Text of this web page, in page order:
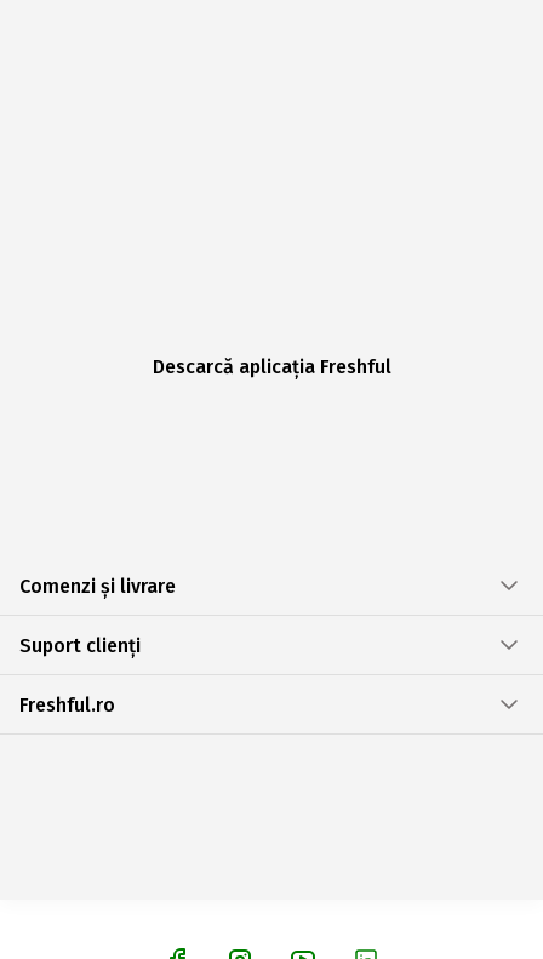
Descarcă aplicația Freshful
Comenzi și livrare
Suport clienți
Freshful.ro